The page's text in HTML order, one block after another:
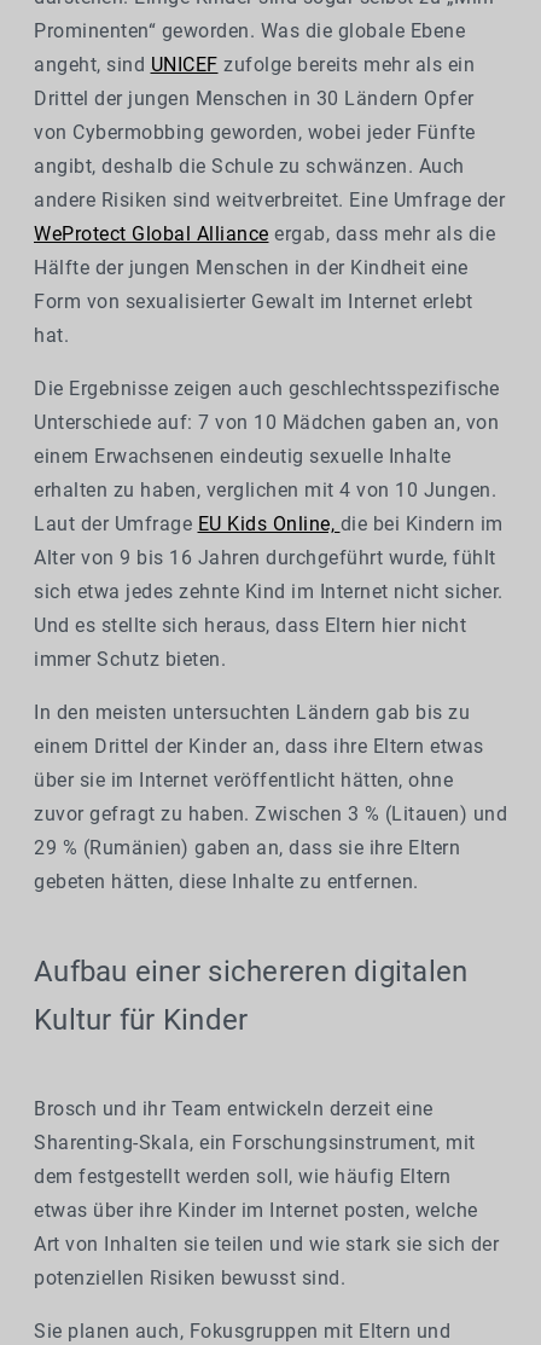
Prominenten“ geworden. Was die globale Ebene
angeht, sind UNICEF zufolge bereits mehr als ein
Drittel der jungen Menschen in 30 Ländern Opfer
von Cybermobbing geworden, wobei jeder Fünfte
angibt, deshalb die Schule zu schwänzen. Auch
andere Risiken sind weitverbreitet. Eine Umfrage der
WeProtect Global Alliance ergab, dass mehr als die
Hälfte der jungen Menschen in der Kindheit eine
Form von sexualisierter Gewalt im Internet erlebt
hat.
Die Ergebnisse zeigen auch geschlechtsspezifische
Unterschiede auf: 7 von 10 Mädchen gaben an, von
einem Erwachsenen eindeutig sexuelle Inhalte
erhalten zu haben, verglichen mit 4 von 10 Jungen.
Laut der Umfrage EU Kids Online, die bei Kindern im
Alter von 9 bis 16 Jahren durchgeführt wurde, fühlt
sich etwa jedes zehnte Kind im Internet nicht sicher.
Und es stellte sich heraus, dass Eltern hier nicht
immer Schutz bieten.
In den meisten untersuchten Ländern gab bis zu
einem Drittel der Kinder an, dass ihre Eltern etwas
über sie im Internet veröffentlicht hätten, ohne
zuvor gefragt zu haben. Zwischen 3 % (Litauen) und
29 % (Rumänien) gaben an, dass sie ihre Eltern
gebeten hätten, diese Inhalte zu entfernen.
Aufbau einer sichereren digitalen
Kultur für Kinder
Brosch und ihr Team entwickeln derzeit eine
Sharenting-Skala, ein Forschungsinstrument, mit
dem festgestellt werden soll, wie häufig Eltern
etwas über ihre Kinder im Internet posten, welche
Art von Inhalten sie teilen und wie stark sie sich der
potenziellen Risiken bewusst sind.
Sie planen auch, Fokusgruppen mit Eltern und